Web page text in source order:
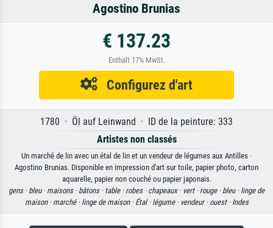
Agostino Brunias
€ 137.23
Enthält 17% MwSt.
Configurez d'art
1780 · Öl auf Leinwand · ID de la peinture: 333
Artistes non classés
Un marché de lin avec un étal de lin et un vendeur de légumes aux Antilles ·
Agostino Brunias. Disponible en impression d'art sur toile, papier photo, carton
aquarelle, papier non couché ou papier japonais.
gens · bleu · maisons · bâtons · table · robes · chapeaux · vert · rouge · bleu · linge de
maison · marché · linge de maison · Étal · légume · vendeur · ouest · Indes